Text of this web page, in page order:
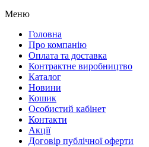
Меню
Головна
Про компанію
Оплата та доставка
Контрактне виробництво
Каталог
Новини
Кошик
Особистий кабінет
Контакти
Акції
Договір публічної оферти